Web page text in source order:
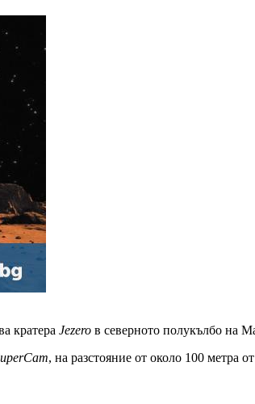
кратера Jezero в северното полукълбо на
, на разстояние от около 100 метра